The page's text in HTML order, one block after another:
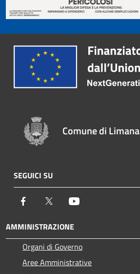
Comune di Limana
SEGUICI SU
Facebook Twitter
AMMINISTRAZIONE
Organi di Governo
Aree Amministrative